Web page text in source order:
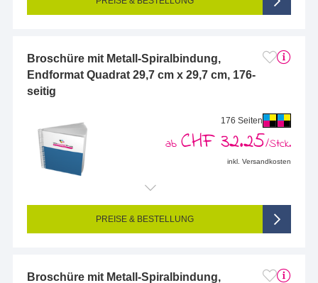
Broschüre mit Metall-Spiralbindung,
Endformat Quadrat 29,7 cm x 29,7 cm, 176-
seitig
176 Seiten
ab CHF 32.25/Stck.
inkl. Versandkosten
Endformat (bedruckte Fläche): 297 x 297 mm
Seitigkeit: 176-seitig (Vorderseite und Rückseite bedruckt)
4/4-farbig CMYK (vollfarbig bedruckt)
PREISE & BESTELLUNG
Broschüre mit Metall-Spiralbindung,